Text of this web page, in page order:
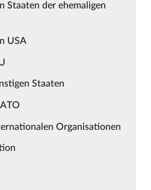
Staaten der ehemaligen
USA
Staaten
Organisationen